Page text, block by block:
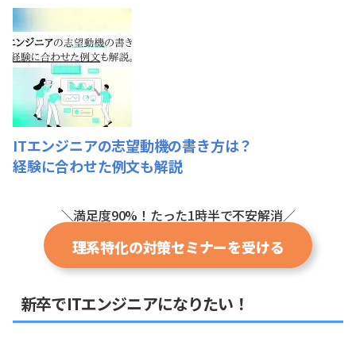
ITエンジニアの志望動機の書き方は？
経験に合わせた例文も解説
＼満足度90%！たった1時半で不安解消／
理系特化の対策セミナーを受ける
新卒でITエンジニアになりたい！